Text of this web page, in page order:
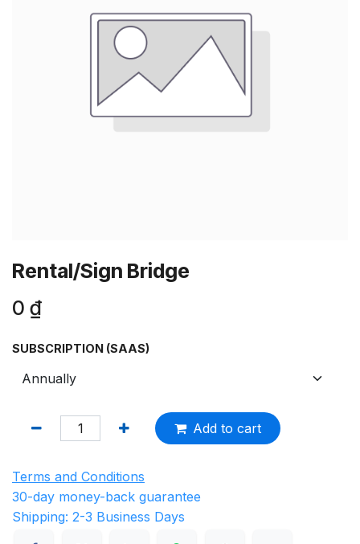
Rental/Sign Bridge
0 ₫
SUBSCRIPTION (SAAS)
Add to cart
Terms and Conditions
30-day money-back guarantee
Shipping: 2-3 Business Days